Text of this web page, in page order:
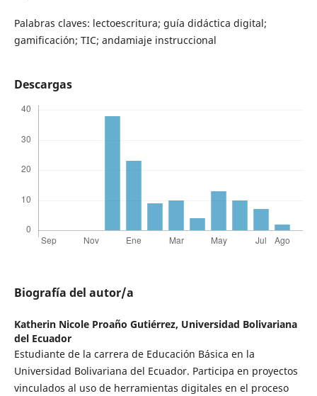
Palabras claves: lectoescritura; guía didáctica digital;
gamificación; TIC; andamiaje instruccional
Descargas
Biografía del autor/a
Katherin Nicole Proaño Gutiérrez, Universidad Bolivariana
del Ecuador
Estudiante de la carrera de Educación Básica en la
Universidad Bolivariana del Ecuador. Participa en proyectos
vinculados al uso de herramientas digitales en el proceso